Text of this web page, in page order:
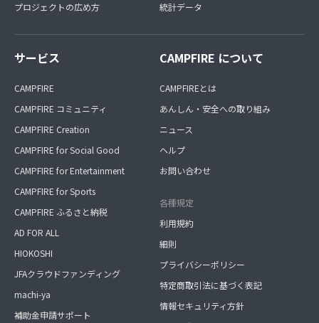
プロジェクトの広め方
統計データ
サービス
CAMPFIRE
CAMPFIRE コミュニティ
CAMPFIRE Creation
CAMPFIRE for Social Good
CAMPFIRE for Entertainment
CAMPFIRE for Sports
CAMPFIRE ふるさと納税
AD FOR ALL
HIOKOSHI
JFAクラウドファンディング
machi-ya
補助金申請サポート
CAMPFIRE について
CAMPFIREとは
あんしん・安全への取り組み
ニュース
ヘルプ
お問い合わせ
各種規定
利用規約
細則
プライバシーポリシー
特定商取引法に基づく表記
情報セキュリティ方針